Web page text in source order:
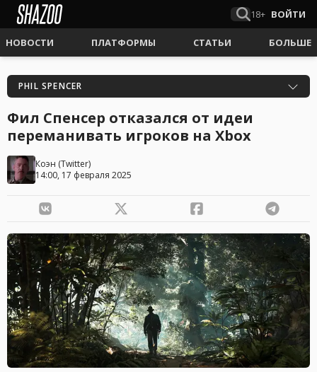
18+ ВОЙТИ
НОВОСТИ ПЛАТФОРМЫ СТАТЬИ БОЛЬШЕ
PHIL SPENCER
Фил Спенсер отказался от идеи
переманивать игроков на Xbox
Коэн (Twitter)
14:00, 17 февраля 2025